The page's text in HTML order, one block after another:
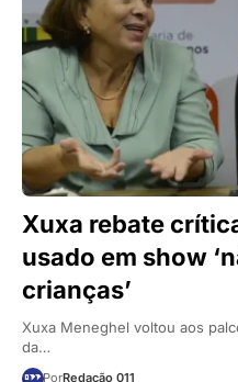
Xuxa rebate
usado em show
crianças’
Xuxa Meneghel voltou aos
da…
PorRedação 011